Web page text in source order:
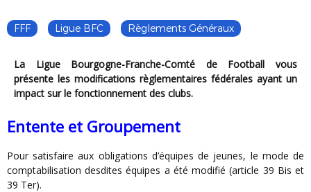
FFF Ligue BFC Règlements Généraux
La Ligue Bourgogne-Franche-Comté de Football vous
présente les modifications règlementaires fédérales ayant un
impact sur le fonctionnement des clubs.
Entente et Groupement
Pour satisfaire aux obligations d’équipes de jeunes, le mode de
comptabilisation desdites équipes a été modifié (article 39 Bis et
39 Ter).